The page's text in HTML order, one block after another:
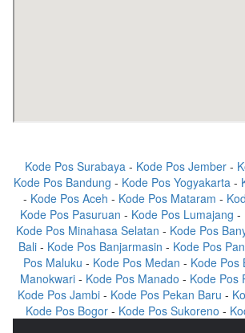
Kode Pos Surabaya - Kode Pos Jember -
Kode Pos Bandung - Kode Pos Yogyakarta-
- Kode Pos Aceh - Kode Pos Mataram -
Kode Pos Pasuruan - Kode Pos Lumajang -
Kode Pos Minahasa Selatan - Kode Pos
Bali- Kode Pos Banjarmasin - Kode Pos
Pos Maluku - Kode Pos Medan - Kode Pos
Manokwari - Kode Pos Manado - Kode Pos
Kode Pos Jambi- Kode Pos Pekan Baru -
Kode Pos Bogor - Kode Pos Sukoreno -